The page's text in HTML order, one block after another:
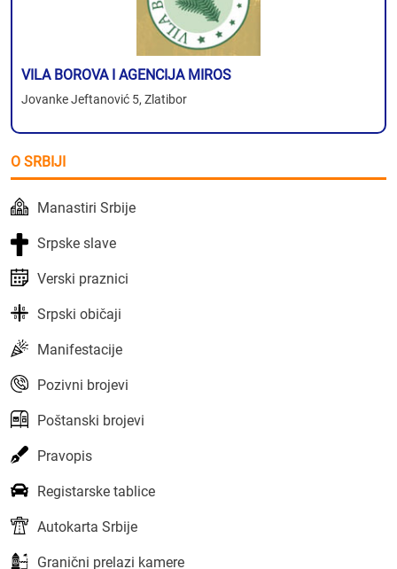
VILA BOROVA I AGENCIJA MIROS
Jovanke Jeftanović 5, Zlatibor
O SRBIJI
Manastiri Srbije
Srpske slave
Verski praznici
Srpski običaji
Manifestacije
Pozivni brojevi
Poštanski brojevi
Pravopis
Registarske tablice
Autokarta Srbije
Granični prelazi kamere